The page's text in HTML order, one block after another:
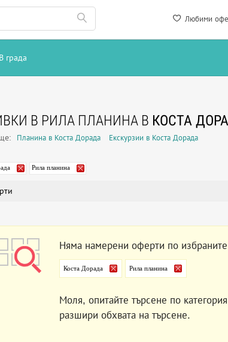
Любими
В града
В РИЛА ПЛАНИНА В КОСТА
Планина в Коста Дорада Екскурзии в Коста Дорада
Рила планина
Няма намерени оферти по
Коста Дорада Рила планина
Моля, опитайте търсене по
разшири обхвата на търсене.